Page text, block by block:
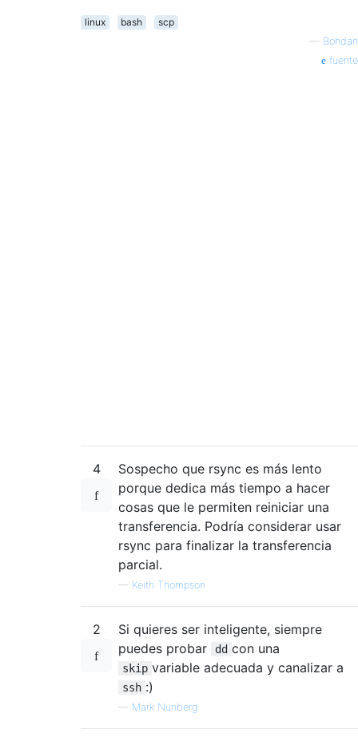
linux bash
scp
— Bohdan
fuente
4
Sospecho que rsync es más lento
porque dedica más tiempo a hacer
cosas que le permiten reiniciar una
transferencia. Podría considerar usar
rsync para finalizar la transferencia
parcial.
— Keith Thompson
2
Si quieres ser inteligente, siempre
puedes probar
dd con una
skip variable adecuada y canalizar a
ssh :)
— Mark Nunberg